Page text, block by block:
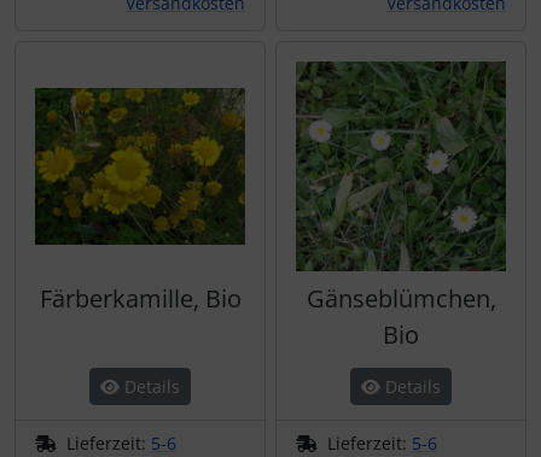
Färberkamille, Bio
Details
Lieferzeit: 5-6
Gänseblümchen,
Bio
Details
Lieferzeit: 5-6